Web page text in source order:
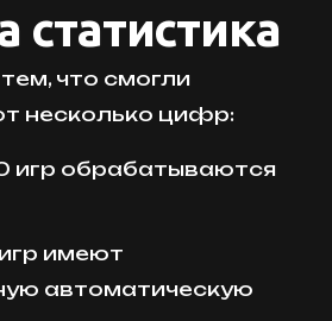
статистика
что смогли
несколько цифр:
игр обрабатываются
имеют
автоматическую